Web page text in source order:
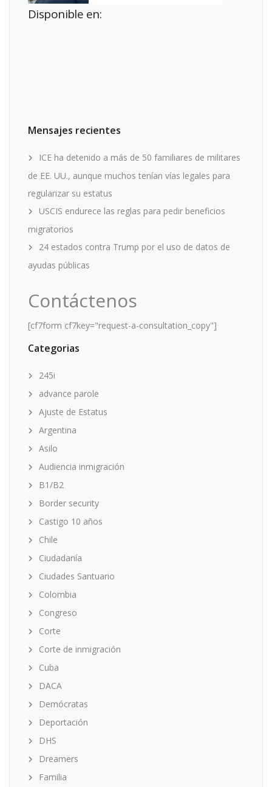
Disponible en:
Mensajes recientes
ICE ha detenido a más de 50 familiares de militares
de EE. UU., aunque muchos tenían vías legales para
regularizar su estatus
USCIS endurece las reglas para pedir beneficios
migratorios
24 estados contra Trump por el uso de datos de
ayudas públicas
Contáctenos
[cf7form cf7key="request-a-consultation_copy"]
Categorias
245i
advance parole
Ajuste de Estatus
Argentina
Asilo
Audiencia inmigración
B1/B2
Border security
Castigo 10 años
Chile
Ciudadanía
Ciudades Santuario
Colombia
Congreso
Corte
Corte de inmigración
Cuba
DACA
Demócratas
Deportación
DHS
Dreamers
Familia